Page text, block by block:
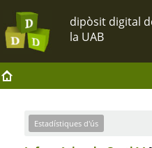
Estadístiques d'ús